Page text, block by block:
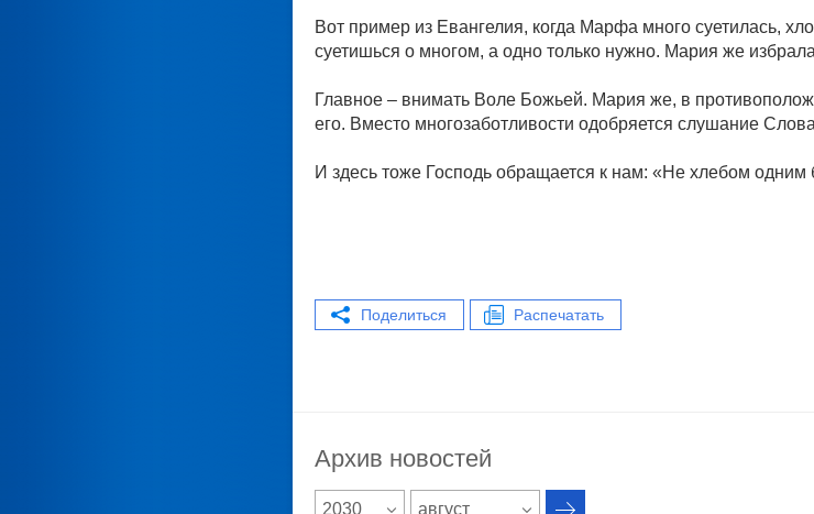
Вот пример из Евангелия, когда Марфа много суетилась,
суетишься о многом, а одно только нужно. Мария же
Главное – внимать Воле Божьей. Мария же, в
его. Вместо многозаботливости одобряется слушание
И здесь тоже Господь обращается к нам: «Не хлебом
Поделиться Распечатать
Архив новостей
2030 август